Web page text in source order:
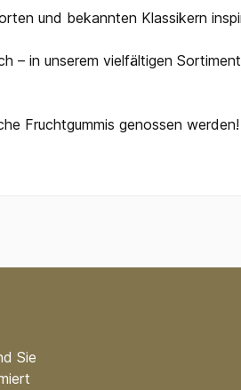
und bekannten Klassikern
– in unserem vielfältigen
Fruchtgummis genossen
Sie